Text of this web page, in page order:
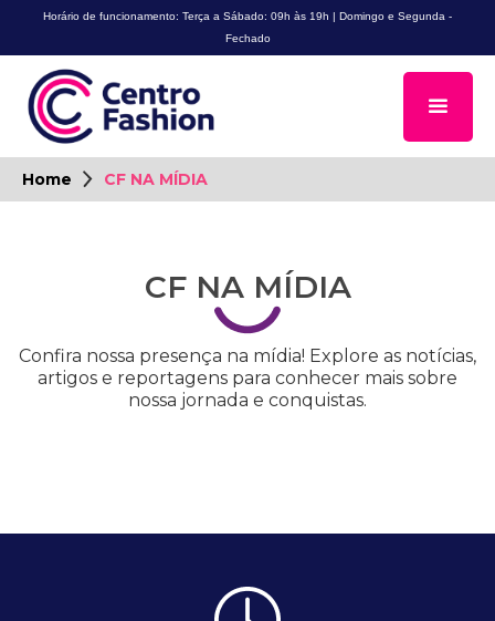
Horário de funcionamento: Terça a Sábado: 09h às 19h | Domingo e Segunda -
Fechado
Home CF NA MÍDIA
CF NA MÍDIA
Confira nossa presença na mídia! Explore as notícias,
artigos e reportagens para conhecer mais sobre
nossa jornada e conquistas.